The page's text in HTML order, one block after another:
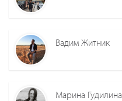
Вадим Житник
Марина Гудилина